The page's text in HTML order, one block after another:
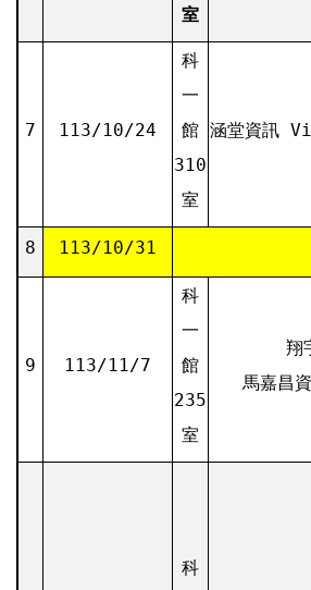
室
7 113/10/24
科
一
館
310
室
涵堂資訊
8 113/10/31
9 113/11/7
科
一
館
235
室
翔
馬嘉昌
科